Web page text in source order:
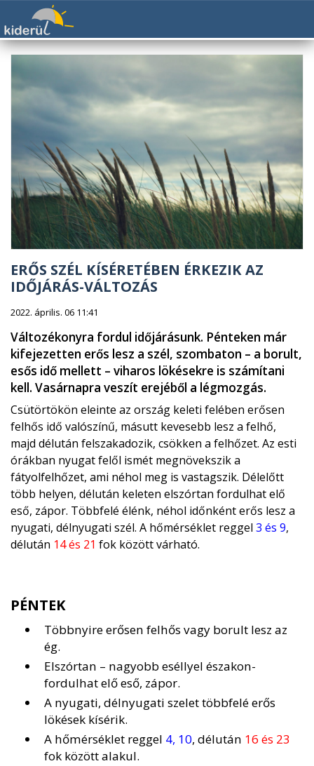
ERŐS SZÉL KÍSÉRETÉBEN ÉRKEZIK AZ
IDŐJÁRÁS-VÁLTOZÁS
2022. április. 06 11:41
Változékonyra fordul időjárásunk. Pénteken már
kifejezetten erős lesz a szél, szombaton – a borult,
esős idő mellett – viharos lökésekre is számítani
kell. Vasárnapra veszít erejéből a légmozgás.
Csütörtökön eleinte az ország keleti felében erősen
felhős idő valószínű, másutt kevesebb lesz a felhő,
majd délután felszakadozik, csökken a felhőzet. Az esti
órákban nyugat felől ismét megnövekszik a
fátyolfelhőzet, ami néhol meg is vastagszik. Délelőtt
több helyen, délután keleten elszórtan fordulhat elő
eső, zápor. Többfelé élénk, néhol időnként erős lesz a
nyugati, délnyugati szél. A hőmérséklet reggel 3 és 9,
délután 14 és 21 fok között várható.
PÉNTEK
Többnyire erősen felhős vagy borult lesz az
ég.
Elszórtan – nagyobb eséllyel északon-
fordulhat elő eső, zápor.
A nyugati, délnyugati szelet többfelé erős
lökések kísérik.
A hőmérséklet reggel 4, 10, délután 16 és 23
fok között alakul.